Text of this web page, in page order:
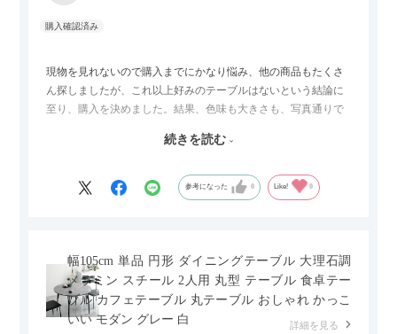
現物を見れないので購入までにかなり悩み、他の商品もたくさ
ん探しましたが、これ以上好みのテーブルはないという結論に
至り、購入を決めました。結果、色味も大きさも、写真通りで
セラミック天板が思った以上に滑りが良く、汚れも拭きやすい
はいけないかもしれません。天板が冷たいので冬にどうなるの
かなというのも気になります。
続きを読む
参考になった 0 Like! 0
幅105cm 単品 円形 ダイニングテーブル 大理石調
メラミン スチール 2人用 丸型 テーブル 食卓テー
ブル カフェテーブル 丸テーブル おしゃれ かっこ
いい モダン グレー 白
詳細を見る